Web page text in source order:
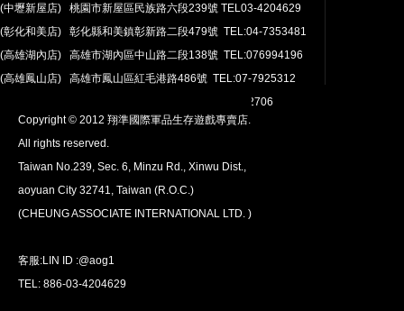
安心購買
100％付款保護。 簡單
退貨政策
全球配送
我們將運送至全球
(中壢新屋店) 桃園市新屋區民族路六段239號 TEL03-4204629
(彰化和美店) 彰化縣和美鎮彰新路二段479號 TEL:04-7353481
(高雄湖內店) 高雄市湖內區中山路二段138號 TEL:076994196
(高雄鳳山店) 高雄市鳳山區紅毛港路486號 TEL:07-7925312
翔準網路部門:TEL 03-4202763 03-4202706
Copyright © 2012 翔準國際軍品生存遊戲專賣店.
All rights reserved.
Taiwan No.239, Sec. 6, Minzu Rd., Xinwu Dist.,
aoyuan City 32741, Taiwan (R.O.C.)
(CHEUNG ASSOCIATE INTERNATIONAL LTD. )
客服:LIN ID :@aog1
TEL: 886-03-4204629